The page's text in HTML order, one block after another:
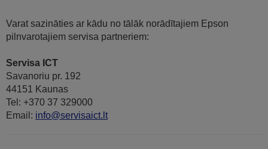
Varat sazināties ar kādu no tālāk norādītajiem Epson
pilnvarotajiem servisa partneriem:
Servisa ICT
Savanoriu pr. 192
44151 Kaunas
Tel: +370 37 329000
Email: info@servisaict.lt